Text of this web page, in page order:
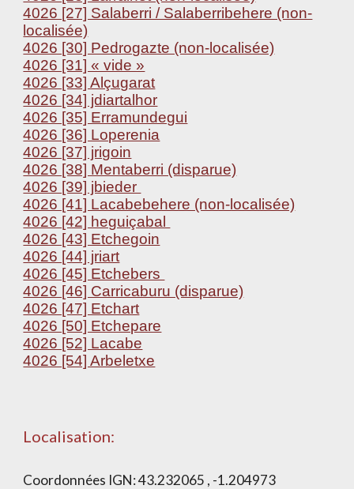
4026 [27] Salaberri / Salaberribehere (non-
localisée)
4026 [30] Pedrogazte (non-localisée)
4026 [31] « vide »
4026 [33] Alçugarat
4026 [34] jdiartalhor
4026 [35] Erramundegui
4026 [36] Loperenia
4026 [37] jrigoin
4026 [38] Mentaberri (disparue)
4026 [39] jbieder
4026 [41] Lacabebehere (non-localisée)
4026 [42] heguiçabal
4026 [43] Etchegoin
4026 [44] jriart
4026 [45] Etchebers
4026 [46] Carricaburu (disparue)
4026 [47] Etchart
4026 [50] Etchepare
4026 [52] Lacabe
4026 [54] Arbeletxe
Localisation:
Coordonnées IGN: 43.232065 , -1.204973